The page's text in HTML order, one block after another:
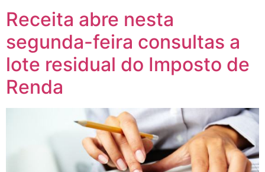
Receita abre nesta
segunda-feira consultas a
lote residual do Imposto de
Renda